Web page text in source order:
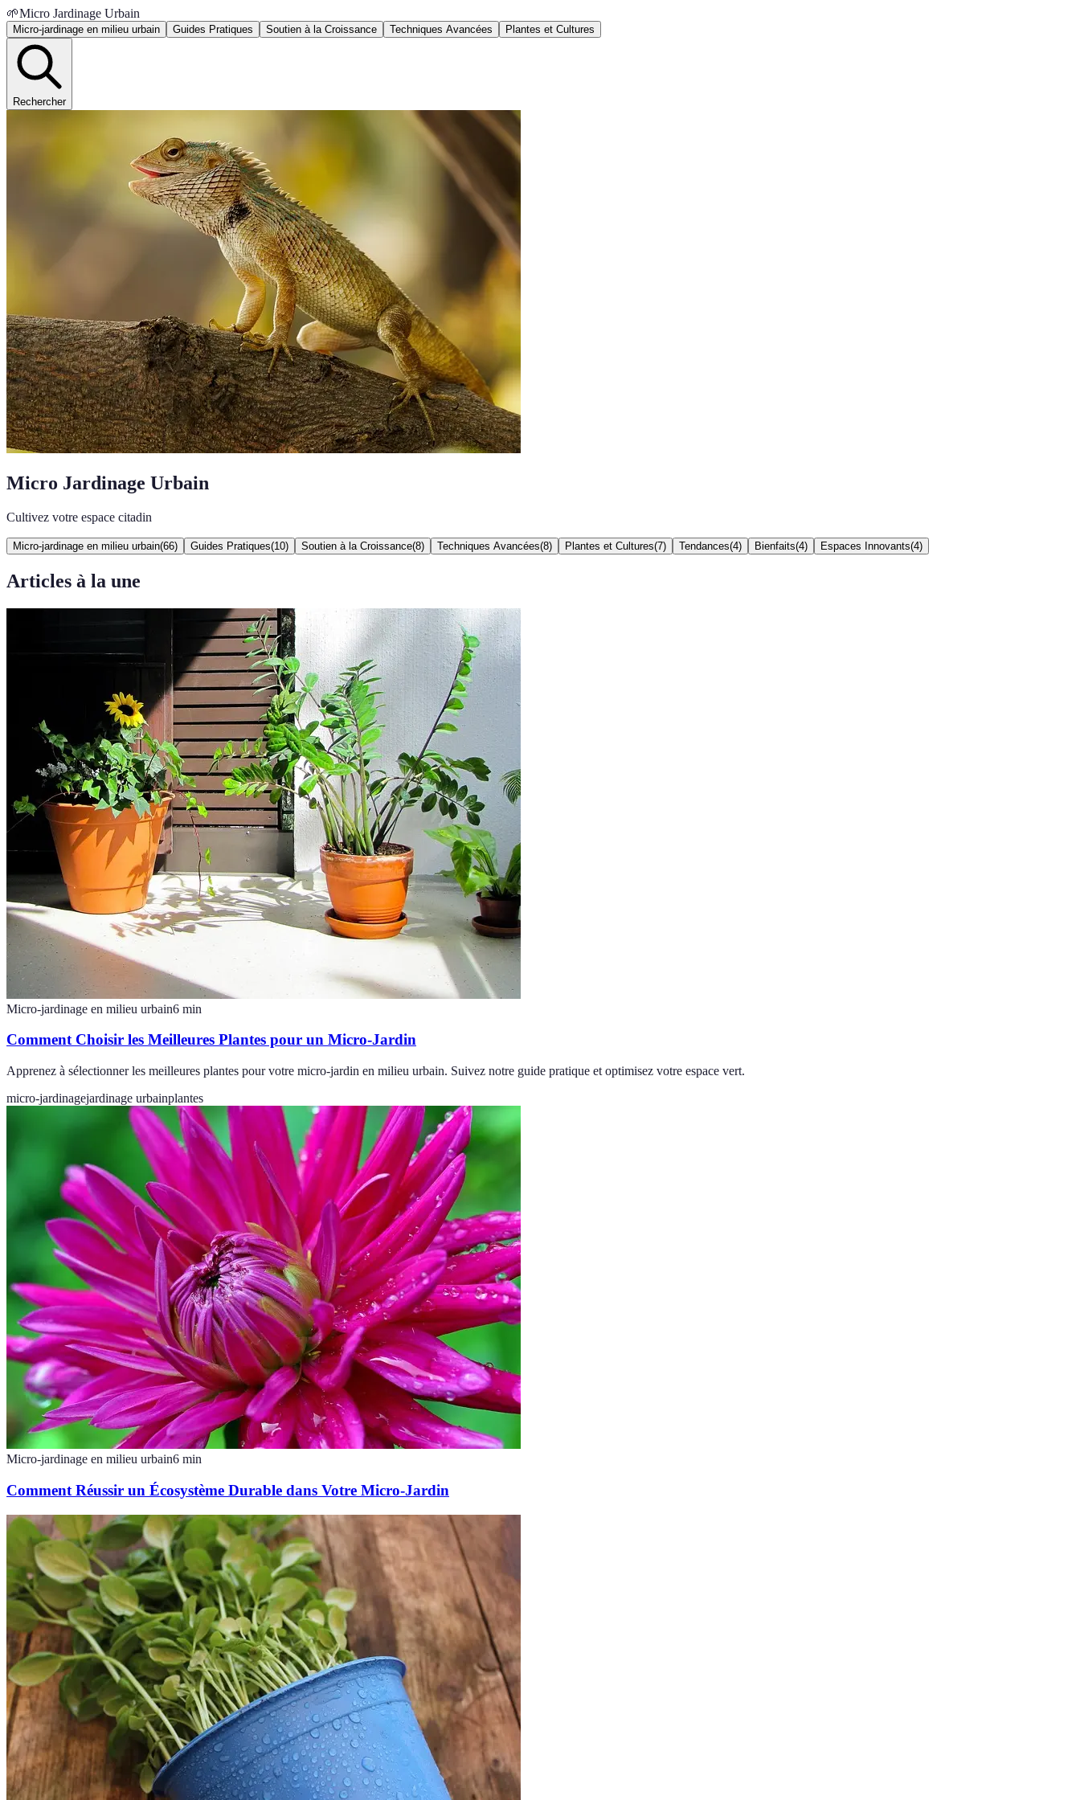
🌱Micro Jardinage Urbain
Micro-jardinage en milieu urbain Guides Pratiques Soutien à la Croissance Techniques Avancées Plantes et Cultures
Rechercher
Micro Jardinage Urbain
Cultivez votre espace citadin
Micro-jardinage en milieu urbain(66) Guides Pratiques(10) Soutien à la Croissance(8) Techniques Avancées(8) Plantes et Cultures(7) Tendances(4) Bienfaits(4) Espaces Innovants(4)
Articles à la une
Micro-jardinage en milieu urbain6 min
Comment Choisir les Meilleures Plantes pour un Micro-Jardin
Apprenez à sélectionner les meilleures plantes pour votre micro-jardin en milieu urbain. Suivez notre guide pratique et optimisez votre espace vert.
micro-jardinagejardinage urbainplantes
Micro-jardinage en milieu urbain6 min
Comment Réussir un Écosystème Durable dans Votre Micro-Jardin